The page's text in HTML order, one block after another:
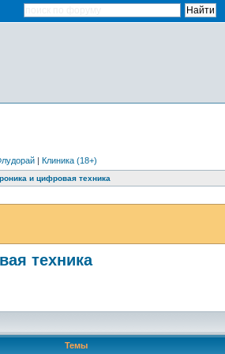
| Клиника (18+)
и цифровая техника
техника
Темы